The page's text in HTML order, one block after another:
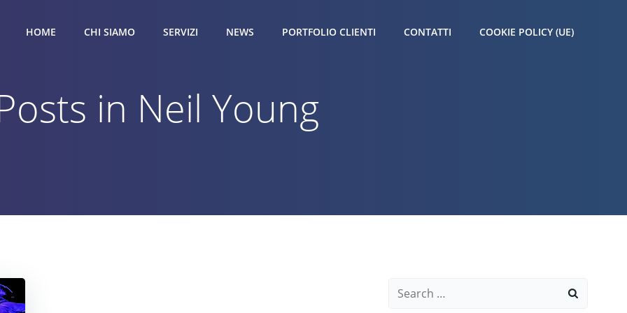
HOME CHI SIAMO SERVIZI NEWS PORTFOLIO CLIENTI CONTATTI COOKIE POLICY (UE)
in Neil Young
Search